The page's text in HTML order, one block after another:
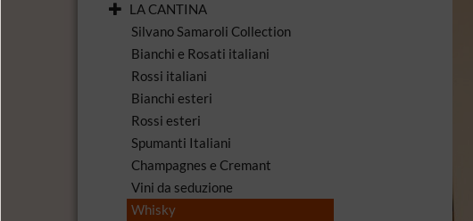
LA CANTINA
Silvano Samaroli Collection
Bianchi e Rosati italiani
Rossi italiani
Bianchi esteri
Rossi esteri
Spumanti Italiani
Champagnes e Cremant
Vini da seduzione
Whisky